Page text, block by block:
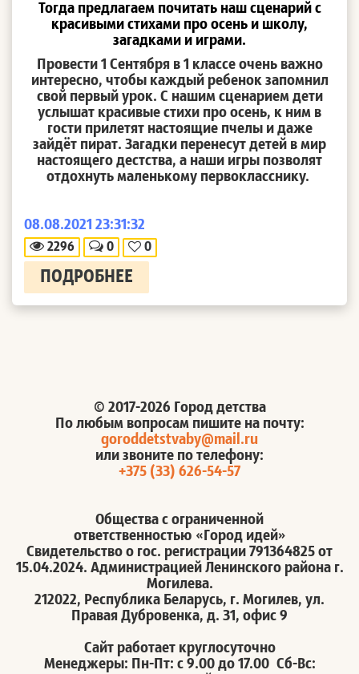
Тогда предлагаем почитать наш сценарий с
красивыми стихами про осень и школу,
загадками и играми.
Провести 1 Сентября в 1 классе очень важно
интересно, чтобы каждый ребенок запомнил
свой первый урок. С нашим сценарием дети
услышат красивые стихи про осень, к ним в
гости прилетят настоящие пчелы и даже
зайдёт пират. Загадки перенесут детей в мир
настоящего дестства, а наши игры позволят
отдохнуть маленькому первокласснику.
08.08.2021 23:31:32
2296 0 0
ПОДРОБНЕЕ
© 2017-2026 Город детства
По любым вопросам пишите на почту:
goroddetstvaby@mail.ru
или звоните по телефону:
+375 (33) 626-54-57
Общества с ограниченной
ответственностью «Город идей»
Свидетельство о гос. регистрации 791364825 от
15.04.2024. Администрацией Ленинского района г.
Могилева.
212022, Республика Беларусь, г. Могилев, ул.
Правая Дубровенка, д. 31, офис 9
Сайт работает круглосуточно
Менеджеры: Пн-Пт: с 9.00 до 17.00 Сб-Вс: